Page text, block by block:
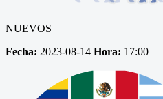
NUEVOS
Fecha: 2023-08-14 Hora: 17:00